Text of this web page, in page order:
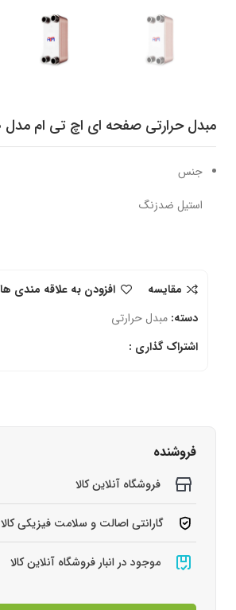
مبدل حرارتی صفحه ای اچ تی ام مدل HTM 950
جنس
استیل ضدزنگ
مقایسه
افزودن به علاقه مندی ها
دسته: مبدل حرارتی
اشتراک گذاری :
فروشنده
فروشگاه آنلاین کالا
گارانتی اصالت و سلامت فیزیکی کالا
موجود در انبار فروشگاه آنلاین کالا